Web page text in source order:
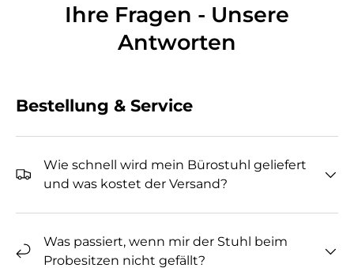
Ihre Fragen - Unsere
Antworten
Bestellung & Service
Wie schnell wird mein Bürostuhl geliefert
und was kostet der Versand?
Was passiert, wenn mir der Stuhl beim
Probesitzen nicht gefällt?